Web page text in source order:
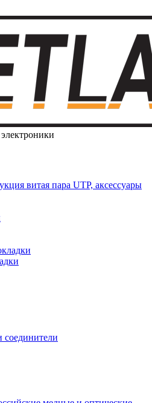
витая пара UTP, аксессуары
соединители